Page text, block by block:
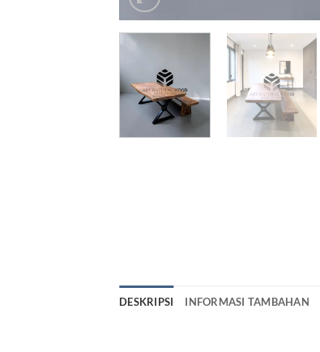
DESKRIPSI INFORMASI TAMBAHAN